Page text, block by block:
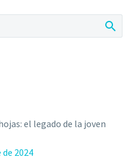
el legado de la joven
2024